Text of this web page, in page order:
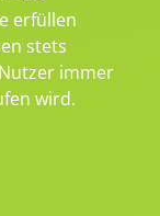
erfüllen
stets
immer
wird.